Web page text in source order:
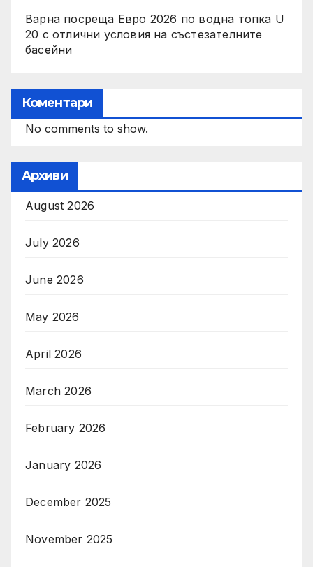
Варна посреща Евро 2026 по водна топка U
20 с отлични условия на състезателните
басейни
Коментари
No comments to show.
Архиви
August 2026
July 2026
June 2026
May 2026
April 2026
March 2026
February 2026
January 2026
December 2025
November 2025